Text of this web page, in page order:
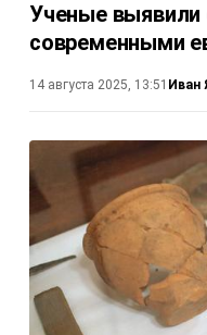
Ученые
современными
14 августа 2025, 13:51 Иван